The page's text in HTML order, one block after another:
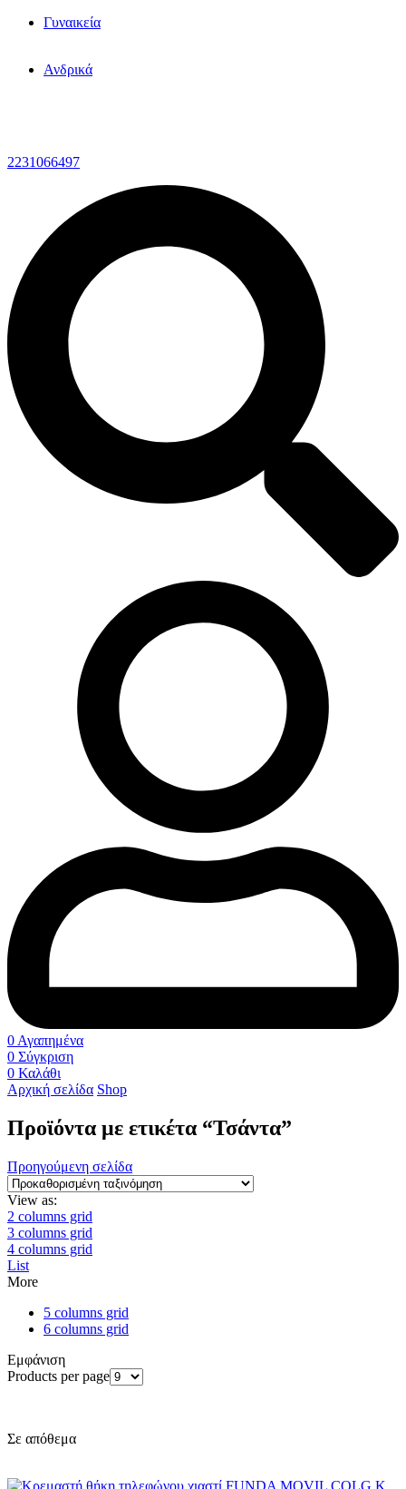
Γυναικεία
Ανδρικά
2231066497
0 Αγαπημένα
0 Σύγκριση
0 Καλάθι
Αρχική σελίδα Shop
Προϊόντα με ετικέτα “Τσάντα”
Προηγούμενη σελίδα
View as:
2 columns grid
3 columns grid
4 columns grid
List
More
5 columns grid
6 columns grid
Εμφάνιση
Products per page
Σε απόθεμα